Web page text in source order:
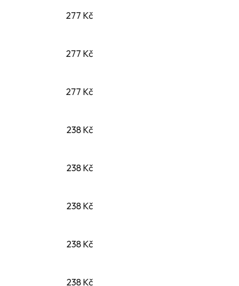
277 Kč
277 Kč
277 Kč
238 Kč
238 Kč
238 Kč
238 Kč
238 Kč